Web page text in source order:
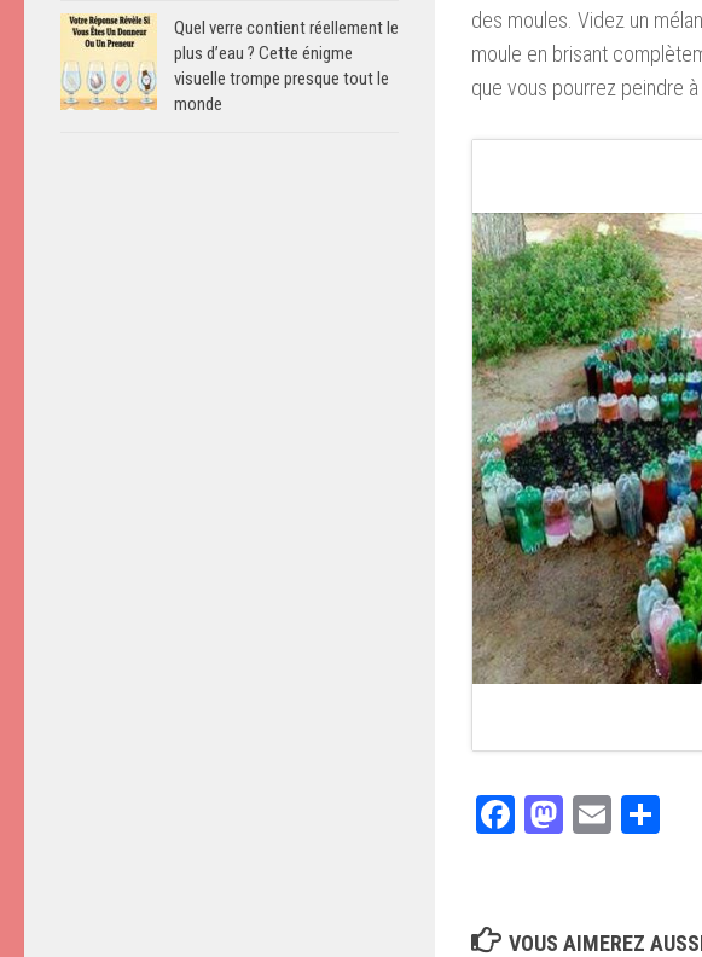
des moules. Videz un
moule en brisant
que vous pourrez peindre
Facebook
Mastodon
Email
VOUS AIMEREZ
Quel verre contient réellement le
plus d’eau ? Cette énigme
visuelle trompe presque tout le
monde